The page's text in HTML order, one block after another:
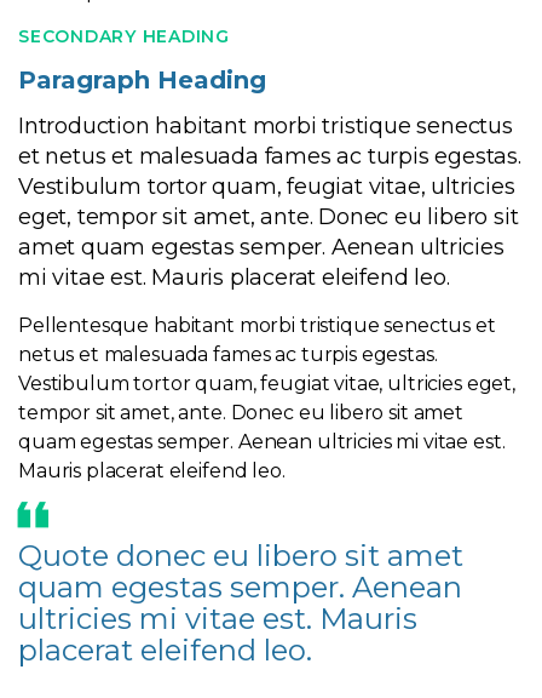
SECONDARY HEADING
Paragraph Heading
Introduction habitant morbi tristique senectus
et netus et malesuada fames ac turpis egestas.
Vestibulum tortor quam, feugiat vitae, ultricies
eget, tempor sit amet, ante. Donec eu libero sit
amet quam egestas semper. Aenean ultricies
mi vitae est. Mauris placerat eleifend leo.
Pellentesque habitant morbi tristique senectus et
netus et malesuada fames ac turpis egestas.
Vestibulum tortor quam, feugiat vitae, ultricies eget,
tempor sit amet, ante. Donec eu libero sit amet
quam egestas semper. Aenean ultricies mi vitae est.
Mauris placerat eleifend leo.
Quote donec eu libero sit amet
quam egestas semper. Aenean
ultricies mi vitae est. Mauris
placerat eleifend leo.